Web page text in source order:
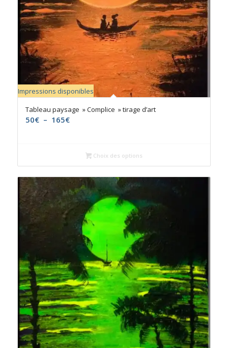
Impressions disponibles
5.00
Tableau paysage » Complice » tirage d’art
50€ – 165€Plage
à
165€
Choix des options